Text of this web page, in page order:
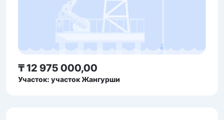
₸ 12 975 000,00
Участок: участок Жангурши